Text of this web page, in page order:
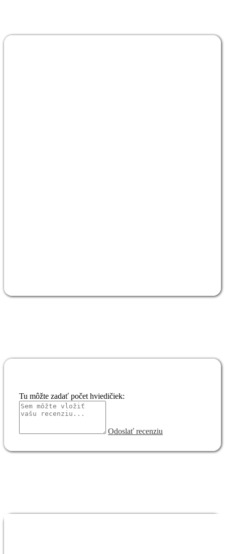
Tu môžte zadať počet hviedičiek:
Odoslať recenziu